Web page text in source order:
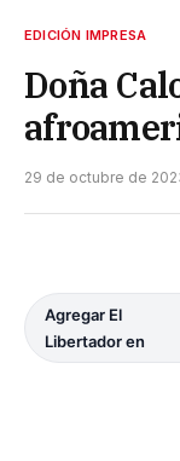
EDICIÓN IMPRESA
Doña
29 de octubre de
Agregar El
Libertador en